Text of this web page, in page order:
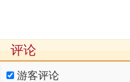
评论
游客评论